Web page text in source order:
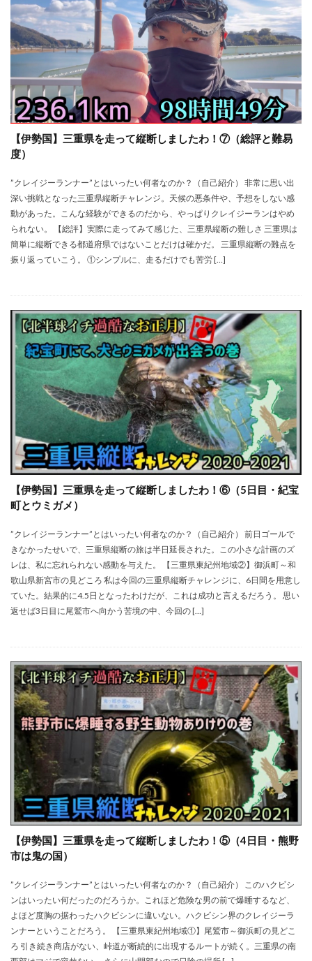
【伊勢国】三重県を走って縦断しましたわ！⑦（総評と難易
度）
”クレイジーランナー”とはいったい何者なのか？（自己紹介） 非常に思い出
深い挑戦となった三重県縦断チャレンジ。天候の悪条件や、予想をしない感
動があった。こんな経験ができるのだから、やっぱりクレイジーランはやめ
られない。 【総評】実際に走ってみて感じた、三重県縦断の難しさ 三重県は
簡単に縦断できる都道府県ではないことだけは確かだ。 三重県縦断の難点を
振り返っていこう。 ①シンプルに、走るだけでも苦労 […]
【伊勢国】三重県を走って縦断しましたわ！⑥（5日目・紀宝
町とウミガメ）
”クレイジーランナー”とはいったい何者なのか？（自己紹介） 前日ゴールで
きなかったせいで、三重県縦断の旅は半日延長された。この小さな計画のズ
レは、私に忘れられない感動を与えた。 【三重県東紀州地域②】御浜町～和
歌山県新宮市の見どころ 私は今回の三重県縦断チャレンジに、6日間を用意し
ていた。結果的に4.5日となったわけだが、これは成功と言えるだろう。 思い
返せば3日目に尾鷲市へ向かう苦境の中、今回の […]
【伊勢国】三重県を走って縦断しましたわ！⑤（4日目・熊野
市は鬼の国）
”クレイジーランナー”とはいったい何者なのか？（自己紹介） このハクビシ
ンはいったい何だったのだろうか。これほど危険な男の前で爆睡するなど、
よほど度胸の据わったハクビシンに違いない。ハクビシン界のクレイジーラ
ンナーということだろう。 【三重県東紀州地域①】尾鷲市～御浜町の見どこ
ろ 引き続き商店がない、峠道が断続的に出現するルートが続く。三重県の南